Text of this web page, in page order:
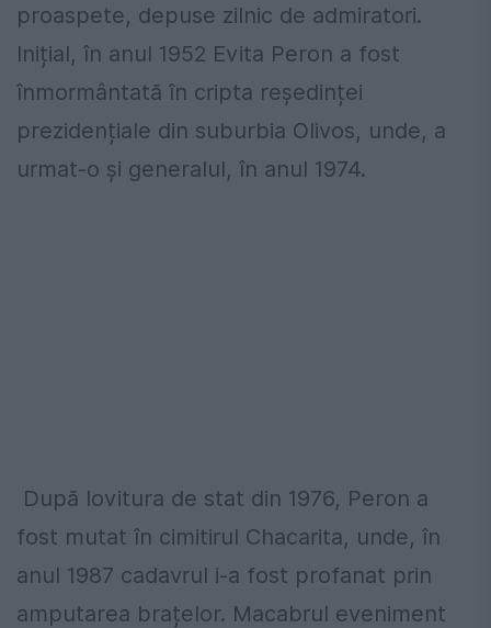
proaspete, depuse zilnic de admiratori.
Inițial, în anul 1952 Evita Peron a fost
înmormântată în cripta reședinței
prezidențiale din suburbia Olivos, unde, a
urmat-o și generalul, în anul 1974.
După lovitura de stat din 1976, Peron a
fost mutat în cimitirul Chacarita, unde, în
anul 1987 cadavrul i-a fost profanat prin
amputarea brațelor. Macabrul eveniment